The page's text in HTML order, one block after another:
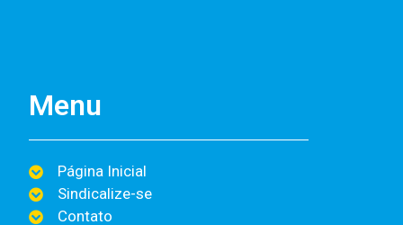
Menu
Página Inicial
Sindicalize-se
Contato